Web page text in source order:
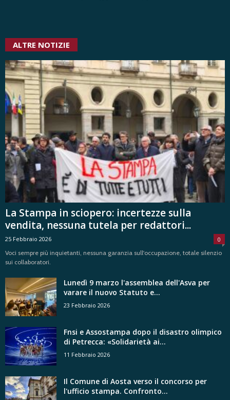
ALTRE NOTIZIE
La Stampa in sciopero: incertezze sulla
vendita, nessuna tutela per redattori...
25 Febbraio 2026
0
Voci sempre più inquietanti, nessuna garanzia sull'occupazione, totale silenzio
sui collaboratori.
Lunedì 9 marzo l'assemblea dell'Asva per
varare il nuovo Statuto e...
23 Febbraio 2026
Fnsi e Assostampa dopo il disastro olimpico
di Petrecca: «Solidarietà ai...
11 Febbraio 2026
Il Comune di Aosta verso il concorso per
l'ufficio stampa. Confronto...